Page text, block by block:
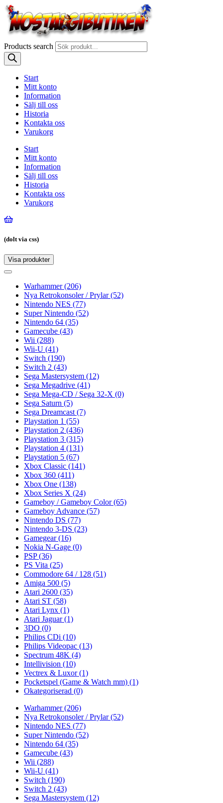
Products search
Start
Mitt konto
Information
Sälj till oss
Historia
Kontakta oss
Varukorg
Start
Mitt konto
Information
Sälj till oss
Historia
Kontakta oss
Varukorg
(dolt via css)
Visa produkter
Toggle
Toggle
navigationWarhammer(206)
Nya Retrokonsoler / Prylar(52)
Nintendo NES (77)
Super Nintendo (52)
Nintendo 64 (35)
Gamecube (43)
Wii (288)
Wii-U (41)
Switch (190)
Switch 2 (43)
Sega Mastersystem (12)
Sega Megadrive (41)
Sega Mega-CD / Sega 32-X (0)
Sega Saturn (5)
Sega Dreamcast (7)
Playstation 1 (55)
Playstation 2 (436)
Playstation 3 (315)
Playstation 4 (131)
Playstation 5 (67)
Xbox Classic (141)
Xbox 360 (411)
Xbox One (138)
Xbox Series X (24)
Gameboy / Gameboy Color(65)
Gameboy Advance (57)
Nintendo DS (77)
Nintendo 3-DS (23)
Gamegear(16)
Nokia N-Gage (0)
PSP(36)
PS Vita (25)
Commodore 64 / 128 (51)
Amiga 500 (5)
Atari 2600 (35)
Atari ST (58)
Atari Lynx (1)
Atari Jaguar(1)
3DO (0)
Philips CDi (10)
Philips Videopac (13)
Spectrum 48K (4)
Intellivision (10)
Vectrex & Luxor(1)
Pocketspel (Game & Watch mm) (1)
Okategoriserad (0)
Warhammer(206)
Nya Retrokonsoler / Prylar(52)
Nintendo NES (77)
Super Nintendo (52)
Nintendo 64 (35)
Gamecube (43)
Wii (288)
Wii-U (41)
Switch (190)
Switch 2 (43)
Sega Mastersystem (12)